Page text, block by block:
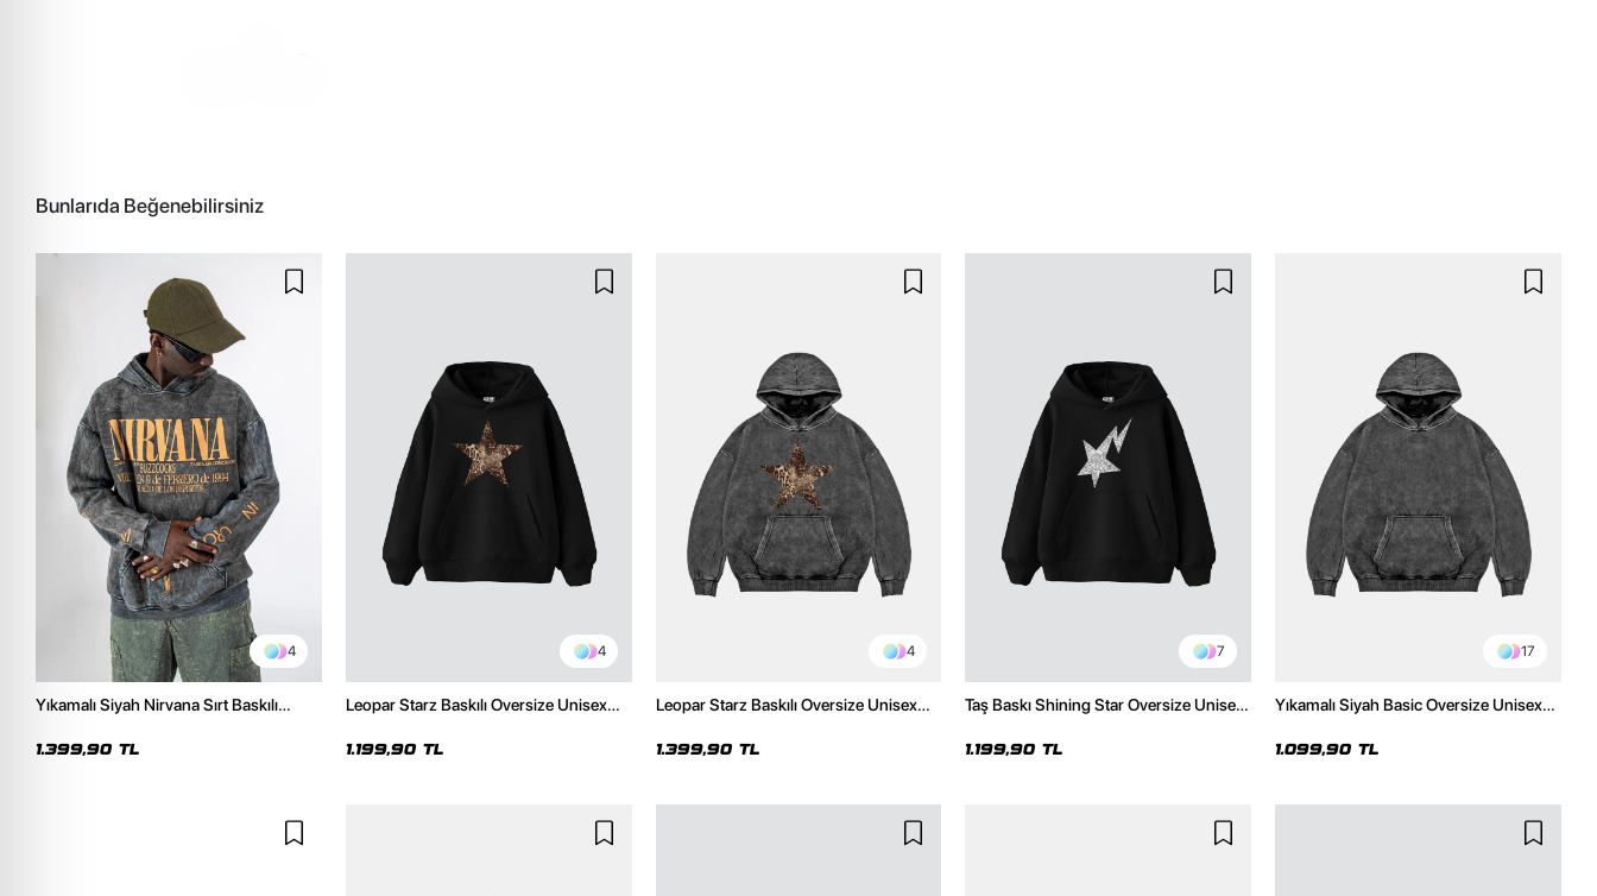
Bunlarıda Beğenebilirsiniz
4
Yıkamalı Siyah Nirvana Sırt Baskılı
1.399,90 TL
4
Leopar Starz Baskılı Oversize Unisex
1.199,90 TL
4
Leopar Starz Baskılı Oversize Unisex
1.399,90 TL
7
Taş Baskı Shining Star Oversize Unisex
1.199,90 TL
17
Yıkamalı Siyah Basic Oversize Unisex
1.099,90 TL